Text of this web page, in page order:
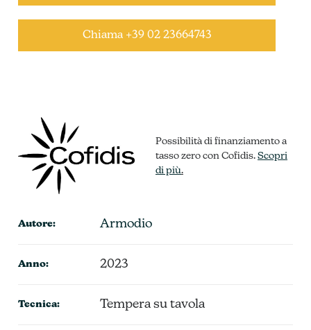
Chiama +39 02 23664743
Possibilità di finanziamento a
tasso zero con Cofidis. Scopri
di più.
Autore: Armodio
Anno: 2023
Tecnica: Tempera su tavola